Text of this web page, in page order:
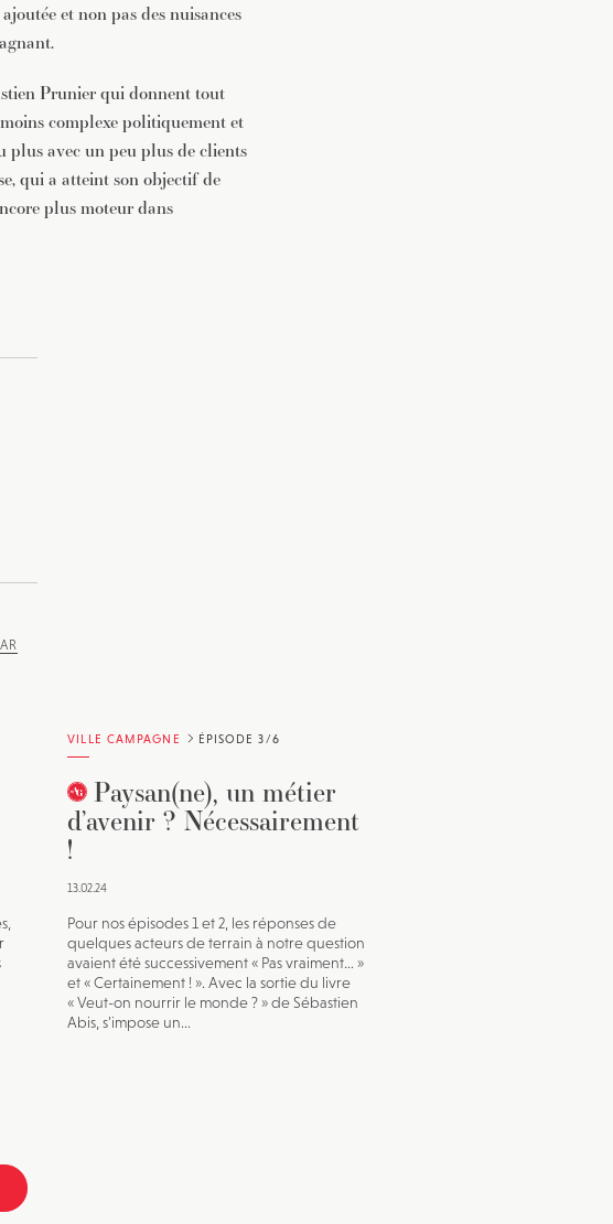
et non pas des nuisances
Prunier qui donnent tout
complexe politiquement et
plus avec un peu plus de clients
qui a atteint son objectif de
plus moteur dans
VILLE CAMPAGNE ÉPISODE 3/6
Paysan(ne), un métier
d’avenir ? Nécessairement
!
13.02.24
Pour nos épisodes 1 et 2, les réponses de
quelques acteurs de terrain à notre question
avaient été successivement « Pas vraiment… »
et « Certainement ! ». Avec la sortie du livre
« Veut-on nourrir le monde ? » de Sébastien
Abis, s’impose un...